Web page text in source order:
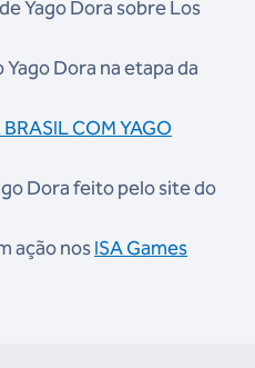
de Yago Dora sobre Los
Yago Dora na etapa da
BRASIL COM YAGO
Dora feito pelo site do
ação nosISA Games